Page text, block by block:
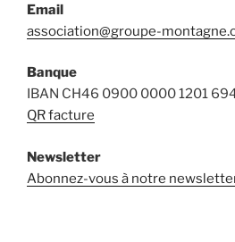
Email
association@groupe-
Banque
IBAN CH46 0900 0000 1201
QR facture
Newsletter
Abonnez-vous à notre